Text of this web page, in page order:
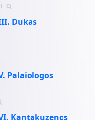
+
Dukas
Palaiologos
Kantakuzenos